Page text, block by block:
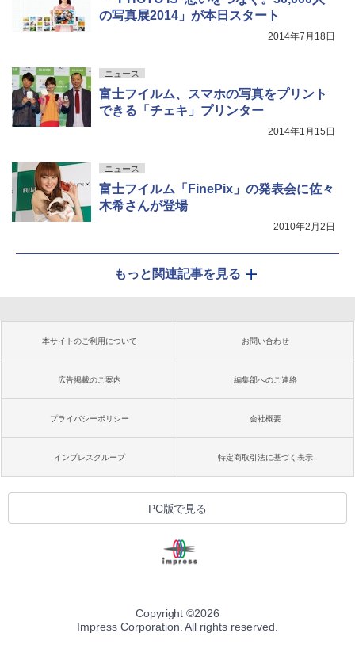
の写真展2014」が本日スタート
2014年7月18日
ニュース
富士フイルム、スマホの写真をプリント
できる「チェキ」プリンター
2014年1月15日
ニュース
富士フイルム「FinePix」の発表会に佐々
木希さんが登場
2010年2月2日
もっと関連記事を見る
本サイトのご利用について お問い合わせ
広告掲載のご案内 編集部へのご連絡
プライバシーポリシー 会社概要
インプレスグループ 特定商取引法に基づく表示
PC版で見る
Copyright ©2026
Impress Corporation. All rights reserved.